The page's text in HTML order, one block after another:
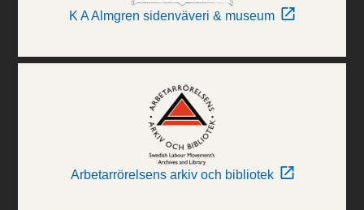
K A Almgren sidenväveri & museum
Arbetarrörelsens arkiv och bibliotek